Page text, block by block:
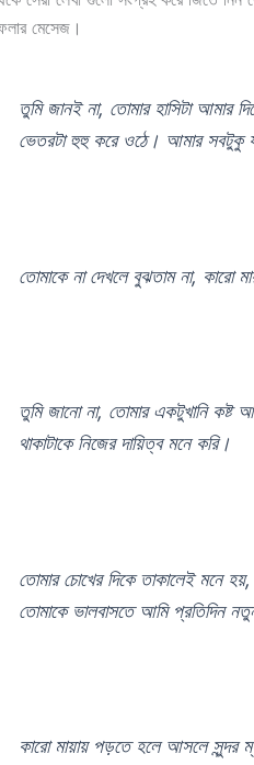
মেসেজ।
তুমি জানই না, তোমার হাসিটা আমার
ভেতরটা হুহু করে ওঠে। আমার সবটুকু
তোমাকে না দেখলে বুঝতাম না, কারো
তুমি জানো না, তোমার একটুখানি
থাকাটাকে নিজের দায়িত্ব মনে করি।
তোমার চোখের দিকে তাকালেই মনে
তোমাকে ভালবাসতে আমি প্রতিদিন
কারো মায়ায় পড়তে হলে আসলে সুন্দর